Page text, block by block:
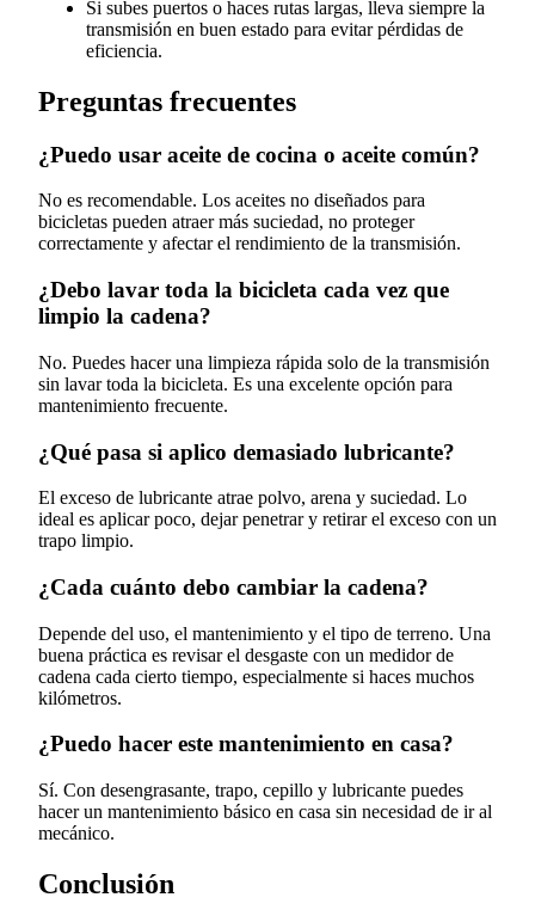
Si subes puertos o haces rutas largas, lleva siempre la
transmisión en buen estado para evitar pérdidas de
eficiencia.
Preguntas frecuentes
¿Puedo usar aceite de cocina o aceite común?
No es recomendable. Los aceites no diseñados para
bicicletas pueden atraer más suciedad, no proteger
correctamente y afectar el rendimiento de la transmisión.
¿Debo lavar toda la bicicleta cada vez que
limpio la cadena?
No. Puedes hacer una limpieza rápida solo de la transmisión
sin lavar toda la bicicleta. Es una excelente opción para
mantenimiento frecuente.
¿Qué pasa si aplico demasiado lubricante?
El exceso de lubricante atrae polvo, arena y suciedad. Lo
ideal es aplicar poco, dejar penetrar y retirar el exceso con un
trapo limpio.
¿Cada cuánto debo cambiar la cadena?
Depende del uso, el mantenimiento y el tipo de terreno. Una
buena práctica es revisar el desgaste con un medidor de
cadena cada cierto tiempo, especialmente si haces muchos
kilómetros.
¿Puedo hacer este mantenimiento en casa?
Sí. Con desengrasante, trapo, cepillo y lubricante puedes
hacer un mantenimiento básico en casa sin necesidad de ir al
mecánico.
Conclusión